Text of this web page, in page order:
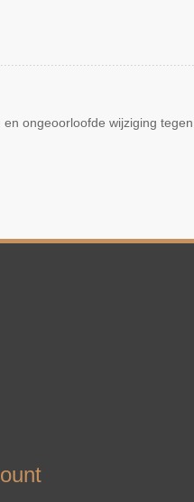
ongeoorloofde wijziging tegen